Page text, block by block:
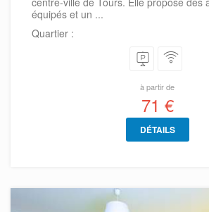
équipés et un ...
Quartier :
à partir de
71 €
DÉTAILS